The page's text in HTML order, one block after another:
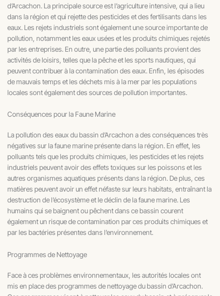
d’Arcachon. La principale source est l’agriculture intensive, qui a lieu
dans la région et qui rejette des pesticides et des fertilisants dans les
eaux. Les rejets industriels sont également une source importante de
pollution, notamment les eaux usées et les produits chimiques rejetés
par les entreprises. En outre, une partie des polluants provient des
activités de loisirs, telles que la pêche et les sports nautiques, qui
peuvent contribuer à la contamination des eaux. Enfin, les épisodes
de mauvais temps et les déchets mis à la mer par les populations
locales sont également des sources de pollution importantes.
Conséquences pour la Faune Marine
La pollution des eaux du bassin d’Arcachon a des conséquences très
négatives sur la faune marine présente dans la région. En effet, les
polluants tels que les produits chimiques, les pesticides et les rejets
industriels peuvent avoir des effets toxiques sur les poissons et les
autres organismes aquatiques présents dans la région. De plus, ces
matières peuvent avoir un effet néfaste sur leurs habitats, entraînant la
destruction de l’écosystème et le déclin de la faune marine. Les
humains qui se baignent ou pêchent dans ce bassin courent
également un risque de contamination par ces produits chimiques et
par les bactéries présentes dans l’environnement.
Programmes de Nettoyage
Face à ces problèmes environnementaux, les autorités locales ont
mis en place des programmes de nettoyage du bassin d’Arcachon.